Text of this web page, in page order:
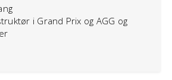
i Grand Prix og AGG og